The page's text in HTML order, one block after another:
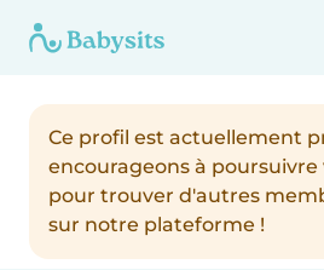
Ce profil est actuellement
encourageons à
pour trouver d'autres
sur notre plateforme !